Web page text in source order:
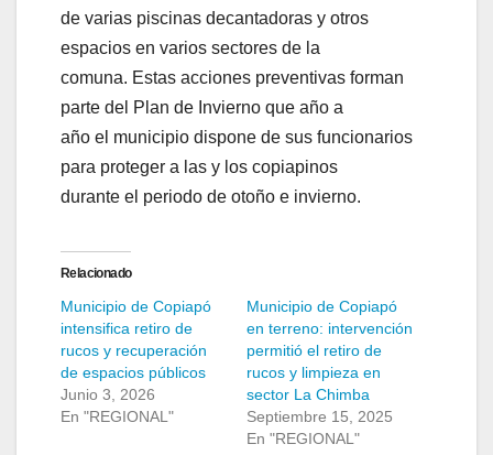
de varias piscinas decantadoras y otros
espacios en varios sectores de la
comuna. Estas acciones preventivas forman
parte del Plan de Invierno que año a
año el municipio dispone de sus funcionarios
para proteger a las y los copiapinos
durante el periodo de otoño e invierno.
Relacionado
Municipio de Copiapó
intensifica retiro de
rucos y recuperación
de espacios públicos
Junio 3, 2026
En "REGIONAL"
Municipio de Copiapó
en terreno: intervención
permitió el retiro de
rucos y limpieza en
sector La Chimba
Septiembre 15, 2025
En "REGIONAL"